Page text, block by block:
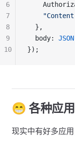
  },
  body:
JSON
});
6
7
8
9
10
😁 各种应用
现实中有好多应